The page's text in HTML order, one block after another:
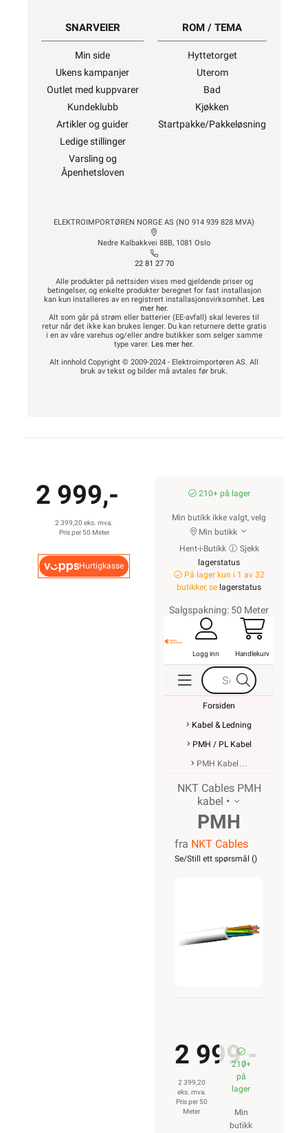
SNARVEIER
Min side
Ukens kampanjer
Outlet med kuppvarer
Kundeklubb
Artikler og guider
Ledige stillinger
Varsling og
Åpenhetsloven
ROM / TEMA
Hyttetorget
Uterom
Bad
Kjøkken
Startpakke/Pakkeløsning
ELEKTROIMPORTØREN NORGE AS (NO 914 939 828 MVA)
Nedre Kalbakkvei 88B, 1081 Oslo
22 81 27 70
Alle produkter på nettsiden vises med gjeldende priser og
betingelser, og enkelte produkter beregnet for fast installasjon
kan kun installeres av en registrert installasjonsvirksomhet. Les
mer her.
Alt som går på strøm eller batterier (EE-avfall) skal leveres til
retur når det ikke kan brukes lenger. Du kan returnere dette gratis
i en av våre varehus og/eller andre butikker som selger samme
type varer. Les mer her.
Alt innhold Copyright © 2009-2024 - Elektroimportøren AS. All
bruk av tekst og bilder må avtales før bruk.
2 999,-
2 399,20 eks. mva.
Pris per 50 Meter
Hurtigkasse
210+ på lager
Min butikk ikke valgt, velg
Min butikk
Hent-i-Butikk
Sjekk
lagerstatus
På lager kun i 1 av 32
butikker, se lagerstatus
Salgspakning: 50 Meter
Logg inn Handlekurv
Forsiden
Kabel & Ledning
PMH / PL Kabel
PMH Kabel
NKT Cables PMH
kabel •
PMH
500V
fra NKT Cables
Se/Still ett spørsmål ()
2 999,-
2 399,20
eks. mva.
Pris per 50
Meter
210+
på
lager
Min
butikk